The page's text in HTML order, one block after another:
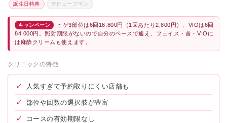
誕生日特典 デビュープラン
キャンペーン
ヒゲ3部位は6回16,800円（1回あたり2,800円）、VIOは6回
84,000円。照射期限がないので自分のペースで通え、フェイス・首・VIOに
は麻酔クリームも使えます。
クリニックの特徴
✓ 人気すぎて予約取りにくい店舗も
✓ 部位や回数の選択肢が豊富
✓ コースの有効期限なし